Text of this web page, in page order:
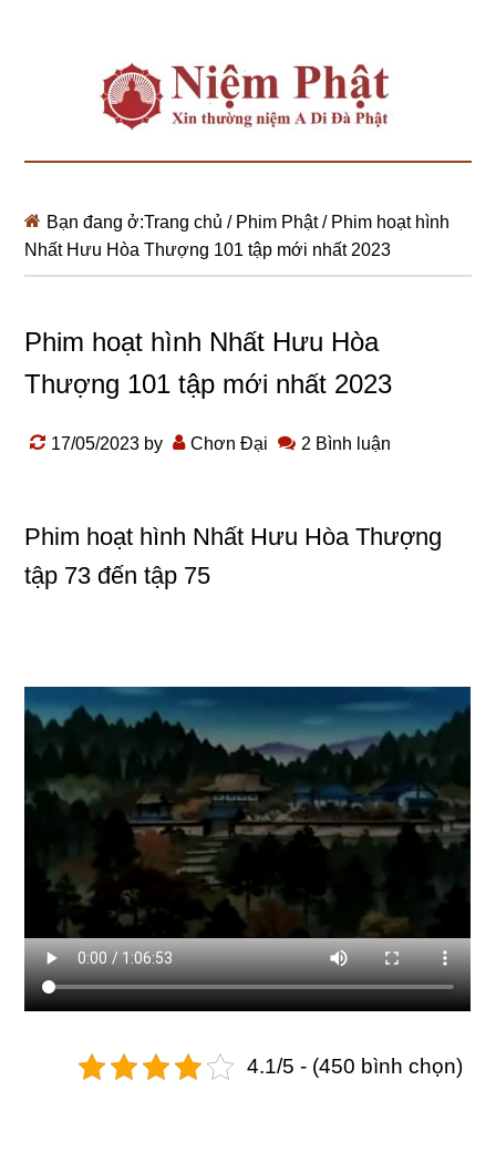
Bạn đang ở:Trang chủ / Phim Phật /Phim hoạt hình
Nhất Hưu Hòa Thượng 101 tập mới nhất 2023
Phim hoạt hình Nhất Hưu Hòa
Thượng 101 tập mới nhất 2023
17/05/2023 by Chơn Đại 2 Bình luận
Phim hoạt hình Nhất Hưu Hòa Thượng
tập 73 đến tập 75
4.1/5 - (450 bình chọn)